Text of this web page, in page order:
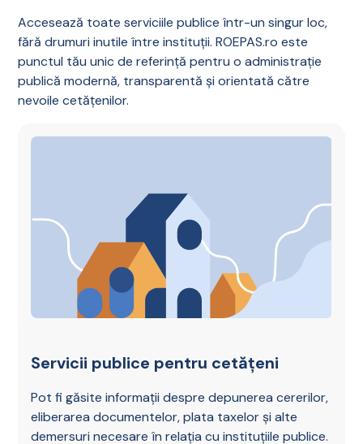
Accesează toate serviciile publice într-un singur loc,
fără drumuri inutile între instituții. ROEPAS.ro este
punctul tău unic de referință pentru o administrație
publică modernă, transparentă și orientată către
nevoile cetățenilor.
Servicii publice pentru cetățeni
Pot fi găsite informații despre depunerea cererilor,
eliberarea documentelor, plata taxelor și alte
demersuri necesare în relația cu instituțiile publice.